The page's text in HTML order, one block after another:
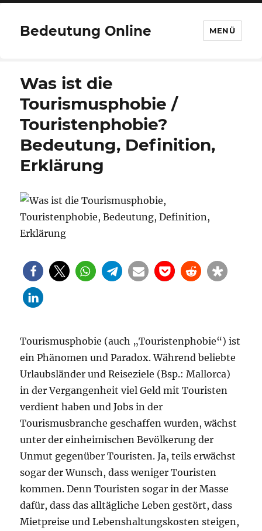
Bedeutung Online MENÜ
Was ist die
Tourismusphobie /
Touristenphobie?
Bedeutung, Definition,
Erklärung
Tourismusphobie (auch „Touristenphobie“) ist
ein Phänomen und Paradox. Während beliebte
Urlaubsländer und Reiseziele (Bsp.: Mallorca)
in der Vergangenheit viel Geld mit Touristen
verdient haben und Jobs in der
Tourismusbranche geschaffen wurden, wächst
unter der einheimischen Bevölkerung der
Unmut gegenüber Touristen. Ja, teils erwächst
sogar der Wunsch, dass weniger Touristen
kommen. Denn Touristen sogar in der Masse
dafür, dass das alltägliche Leben gestört, dass
Mietpreise und Lebenshaltungskosten steigen,